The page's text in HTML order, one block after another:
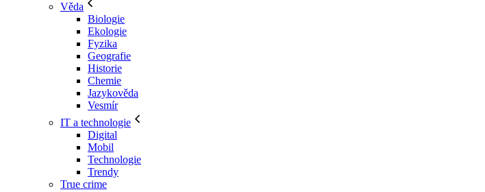
Věda
Biologie
Ekologie
Fyzika
Geografie
Historie
Chemie
Jazykověda
Vesmír
IT a technologie
Digital
Mobil
Technologie
Trendy
True crime